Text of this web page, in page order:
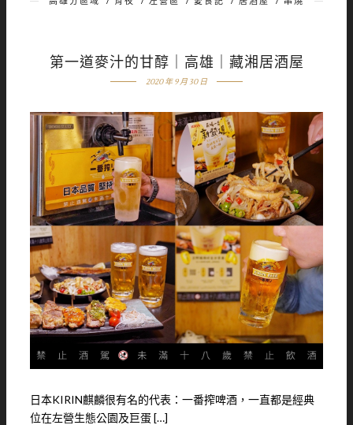
第一道麥汁的甘醇｜高雄｜藏湘居酒屋
2020 年 9 月 30 日
日本KIRIN麒麟很有名的代表：一番搾啤酒，一直都是經典
位在左營生態公園及巨蛋 […]